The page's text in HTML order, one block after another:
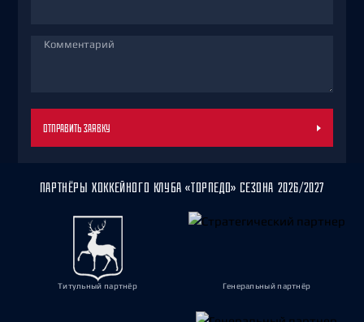
Комментарий
ОТПРАВИТЬ ЗАЯВКУ
ПАРТНЁРЫ ХОККЕЙНОГО КЛУБА «ТОРПЕДО» СЕЗОНА 2026/2027
Титульный партнёр Генеральный партнёр